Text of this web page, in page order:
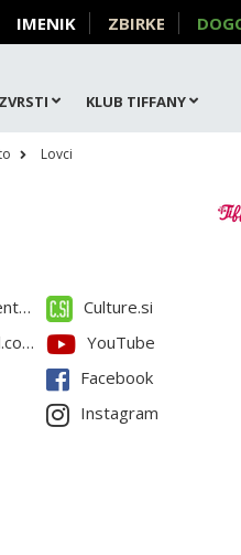
IMENIK ZBIRKE
KLUB TIFFANY
Lovci
Culture.si
YouTube
Facebook
Instagram